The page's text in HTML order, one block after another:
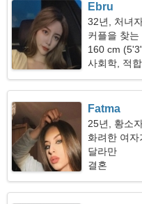
Ebru
32년, 처녀
커플을 찾
160 cm
사회학, 적합
Fatma
25년, 황소
화려한 여
달라만
결혼